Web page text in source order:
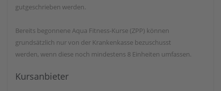
gutgeschrieben werden.
Bereits begonnene Aqua Fitness-Kurse (ZPP) können
grundsätzlich nur von der Krankenkasse bezuschusst
werden, wenn diese noch mindestens 8 Einheiten umfassen.
Kursanbieter